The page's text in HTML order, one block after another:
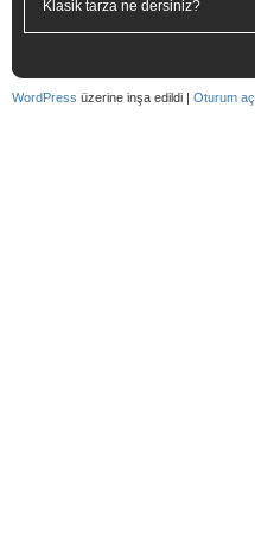
Klasik tarza ne dersiniz?
WordPress üzerine inşa edildi | Oturum aç